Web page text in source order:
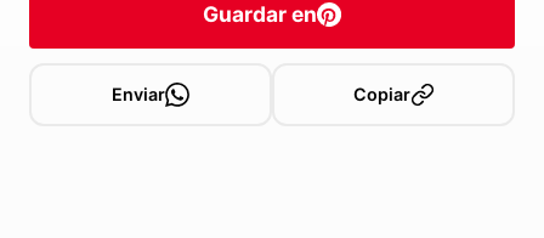
Guardar en
Enviar Copiar